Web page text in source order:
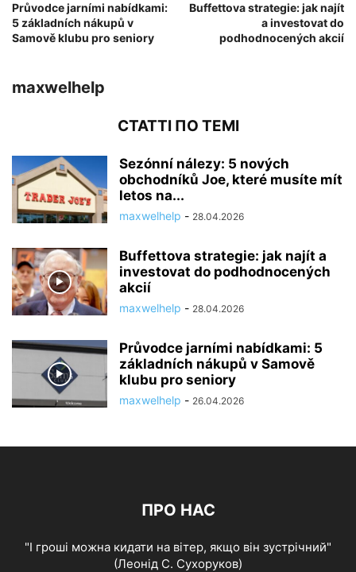
Průvodce jarními nabídkami:
5 základních nákupů v
Samově klubu pro seniory
Buffettova strategie: jak najít
a investovat do
podhodnocených akcií
maxwelhelp
СТАТТІ ПО ТЕМІ
Sezónní nálezy: 5 nových
obchodníků Joe, které musíte mít
letos na...
maxwelhelp - 28.04.2026
Buffettova strategie: jak najít a
investovat do podhodnocených
akcií
maxwelhelp - 28.04.2026
Průvodce jarními nabídkami: 5
základních nákupů v Samově
klubu pro seniory
maxwelhelp - 26.04.2026
ПРО НАС
"І гроші можна кидати на вітер, якщо він зустрічний"
(Леонід С. Сухоруков)